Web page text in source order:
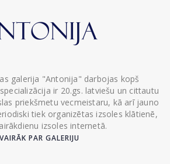
galerija "Antonija" darbojas kopš
ir 20.gs. latviešu un cittautu
priekšmetu vecmeistaru, kā arī jauno
tiek organizētas izsoles klātienē,
izsoles internetā.
VAIRĀK PAR GALERIJU